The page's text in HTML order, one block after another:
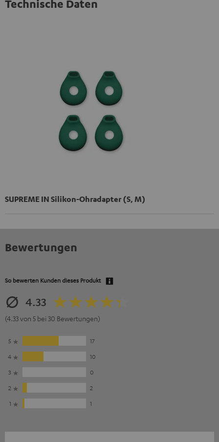
Technische Daten
SUPREME IN Silikon-Ohradapter (S, M)
Bewertungen
So bewerten Kunden dieses Produkt
4.33
(4.33 von 5 bei 30 Bewertungen)
5
17
4
10
3
0
2
2
1
1